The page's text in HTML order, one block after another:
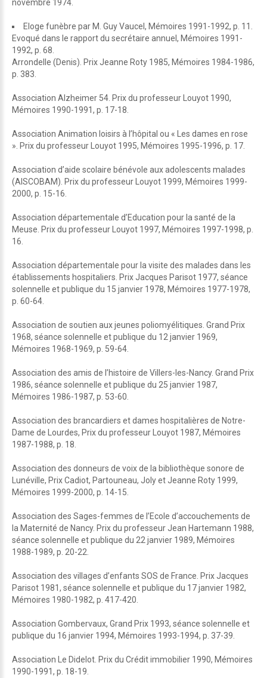
novembre 1974.
Eloge funèbre par M. Guy Vaucel, Mémoires 1991-1992, p. 11.
Evoqué dans le rapport du secrétaire annuel, Mémoires 1991-
1992, p. 68.
Arrondelle (Denis). Prix Jeanne Roty 1985, Mémoires 1984-1986,
p. 383.
Association Alzheimer 54. Prix du professeur Louyot 1990,
Mémoires 1990-1991, p. 17-18.
Association Animation loisirs à l’hôpital ou « Les dames en rose
». Prix du professeur Louyot 1995, Mémoires 1995-1996, p. 17.
Association d’aide scolaire bénévole aux adolescents malades
(AISCOBAM). Prix du professeur Louyot 1999, Mémoires 1999-
2000, p. 15-16.
Association départementale d’Education pour la santé de la
Meuse. Prix du professeur Louyot 1997, Mémoires 1997-1998, p.
16.
Association départementale pour la visite des malades dans les
établissements hospitaliers. Prix Jacques Parisot 1977, séance
solennelle et publique du 15 janvier 1978, Mémoires 1977-1978,
p. 60-64.
Association de soutien aux jeunes poliomyélitiques. Grand Prix
1968, séance solennelle et publique du 12 janvier 1969,
Mémoires 1968-1969, p. 59-64.
Association des amis de l’histoire de Villers-les-Nancy. Grand Prix
1986, séance solennelle et publique du 25 janvier 1987,
Mémoires 1986-1987, p. 53-60.
Association des brancardiers et dames hospitalières de Notre-
Dame de Lourdes, Prix du professeur Louyot 1987, Mémoires
1987-1988, p. 18.
Association des donneurs de voix de la bibliothèque sonore de
Lunéville, Prix Cadiot, Partouneau, Joly et Jeanne Roty 1999,
Mémoires 1999-2000, p. 14-15.
Association des Sages-femmes de l’Ecole d’accouchements de
la Maternité de Nancy. Prix du professeur Jean Hartemann 1988,
séance solennelle et publique du 22 janvier 1989, Mémoires
1988-1989, p. 20-22.
Association des villages d’enfants SOS de France. Prix Jacques
Parisot 1981, séance solennelle et publique du 17 janvier 1982,
Mémoires 1980-1982, p. 417-420.
Association Gombervaux, Grand Prix 1993, séance solennelle et
publique du 16 janvier 1994, Mémoires 1993-1994, p. 37-39.
Association Le Didelot. Prix du Crédit immobilier 1990, Mémoires
1990-1991, p. 18-19.